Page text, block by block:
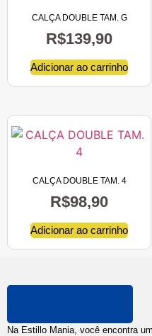
CALÇA DOUBLE TAM. G
R$139,90
Adicionar ao carrinho
CALÇA DOUBLE TAM. 4
R$98,90
Adicionar ao carrinho
Na Estillo Mania, você encontra